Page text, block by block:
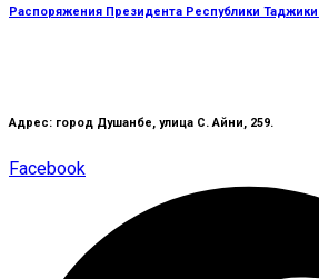
Распоряжения Президента Республики
Адрес: город Душанбе, улица С. Айни, 259.
Facebook